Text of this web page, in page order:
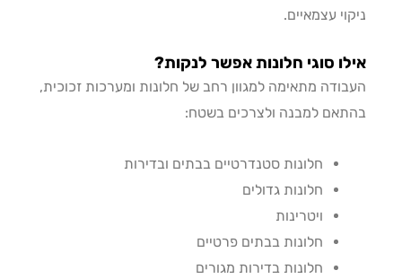
עצמאיים.
סוגי חלונות אפשר לנקות?
מתאימה למגוון רחב של חלונות ומערכות זכוכית,
למבנה ולצרכים בשטח:
חלונות סטנדרטיים בבתים ובדירות
חלונות גדולים
ויטרינות
חלונות בבתים פרטיים
חלונות בדירות מגורים